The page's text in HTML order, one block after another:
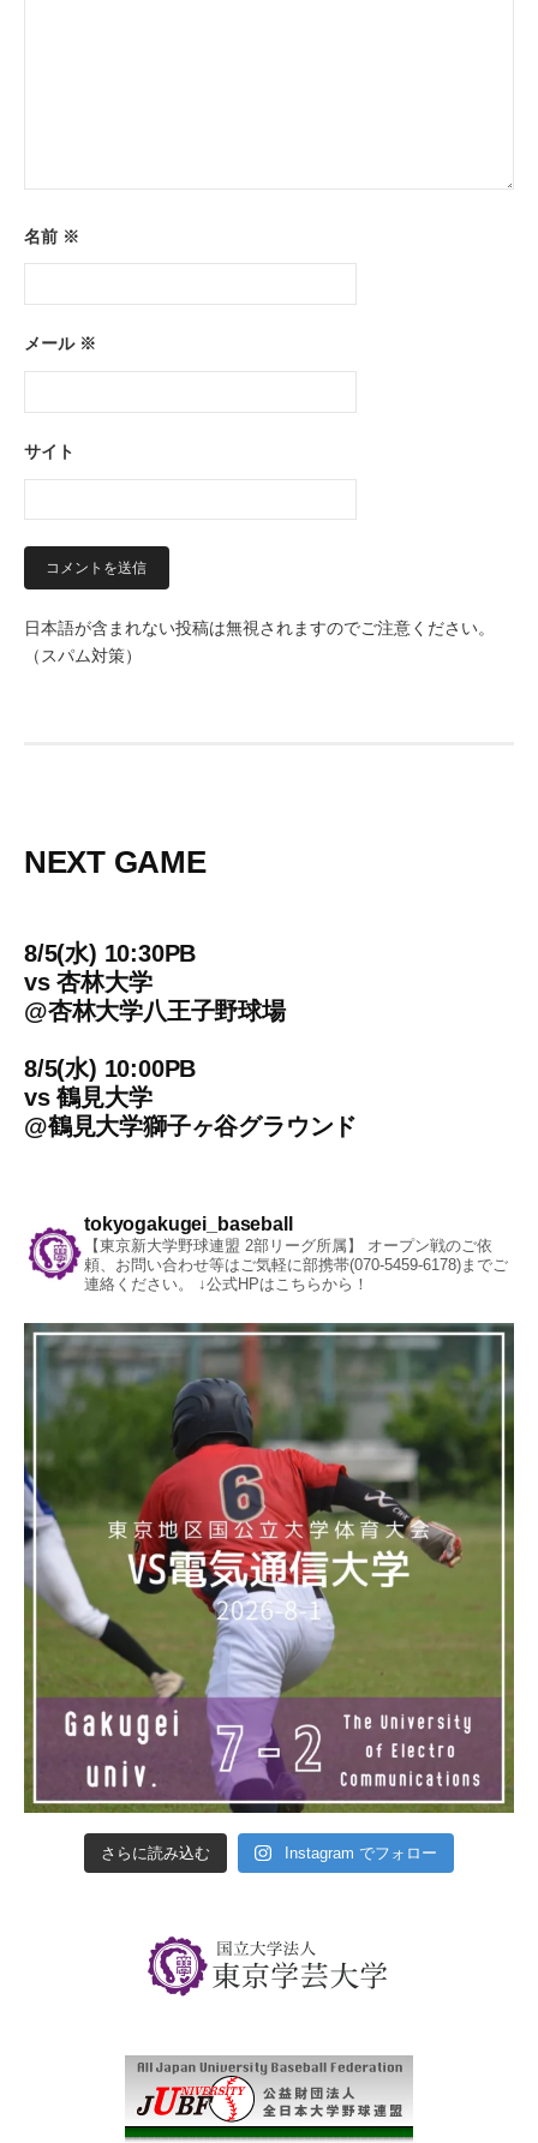
名前 ※
メール ※
サイト
日本語が含まれない投稿は無視されますのでご注意ください。
（スパム対策）
NEXT GAME
8/5(水) 10:30PB
vs杏林大学
@杏林大学八王子野球場
8/5(水) 10:00PB
vs鶴見大学
@鶴見大学獅子ヶ谷グラウンド
tokyogakugei_baseball
【東京新大学野球連盟 2部リーグ所属】
オープン戦のご依
頼、お問い合わせ等はご気軽に部携帯(070-5459-6178)までご
連絡ください。
↓公式HPはこちらから！
さらに読み込む Instagram でフォロー